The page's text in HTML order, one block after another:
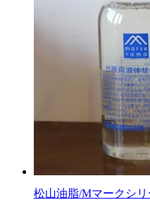
松山油脂/Mマークシ